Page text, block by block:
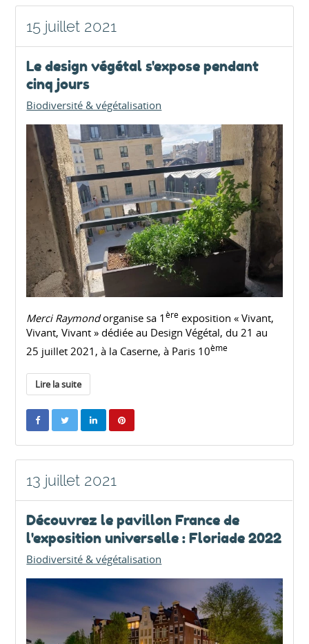
15 juillet 2021
Le design végétal s'expose pendant
cinq jours
Biodiversité & végétalisation
Merci Raymondorganise sa 1ère exposition « Vivant,
Vivant, Vivant » dédiée au Design Végétal, du 21 au
25 juillet 2021, à la Caserne, à Paris 10ème
Lire la suite
13 juillet 2021
Découvrez le pavillon France de
l'exposition universelle : Floriade 2022
Biodiversité & végétalisation